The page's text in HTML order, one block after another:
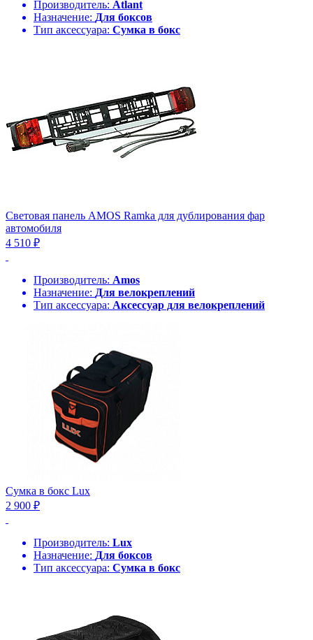
Производитель: Atlant
Назначение: Для боксов
Тип аксессуара: Сумка в бокс
Световая панель AMOS Ramka для дублирования фар
автомобиля
4 510 ₽
Производитель: Amos
Назначение: Для велокреплений
Тип аксессуара: Аксессуар для велокреплений
Сумка в бокс Lux
2 900 ₽
Производитель: Lux
Назначение: Для боксов
Тип аксессуара: Сумка в бокс